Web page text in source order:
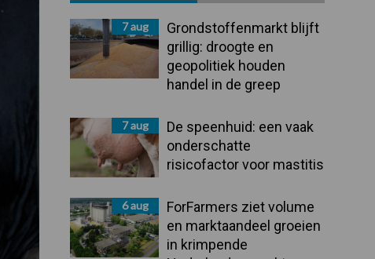
Sidebar7 aug
Grondstoffenmarkt blijft
grillig: droogte en
geopolitiek houden
handel in de greep
7 aug
De speenhuid: een vaak
onderschatte
risicofactor voor mastitis
6 aug
ForFarmers ziet volume
en marktaandeel groeien
in krimpende